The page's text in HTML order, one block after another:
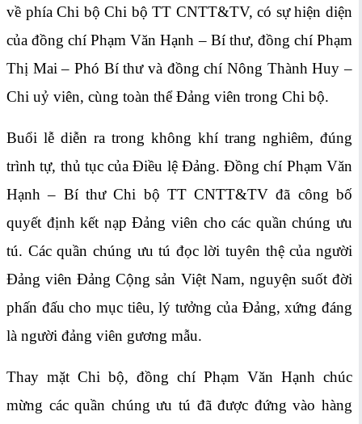
về phía Chi bộ Chi bộ TT CNTT&TV, có sự hiện diện
của đồng chí Phạm Văn Hạnh – Bí thư, đồng chí Phạm
Thị Mai – Phó Bí thư và đồng chí Nông Thành Huy –
Chi uỷ viên, cùng toàn thể Đảng viên trong Chi bộ.
Buổi lễ diễn ra trong không khí trang nghiêm, đúng
trình tự, thủ tục của Điều lệ Đảng. Đồng chí Phạm Văn
Hạnh – Bí thư Chi bộ TT CNTT&TV đã công bố
quyết định kết nạp Đảng viên cho các quần chúng ưu
tú. Các quần chúng ưu tú đọc lời tuyên thệ của người
Đảng viên Đảng Cộng sản Việt Nam, nguyện suốt đời
phấn đấu cho mục tiêu, lý tưởng của Đảng, xứng đáng
là người đảng viên gương mẫu.
Thay mặt Chi bộ, đồng chí Phạm Văn Hạnh chúc
mừng các quần chúng ưu tú đã được đứng vào hàng